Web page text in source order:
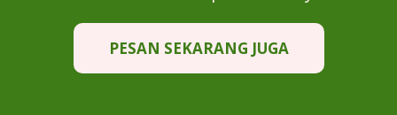
PESAN SEKARANG JUGA